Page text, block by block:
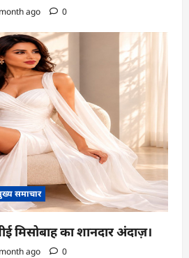
ago 0
समाचार
मिसोबाह का शानदार अंदाज़।
ago 0